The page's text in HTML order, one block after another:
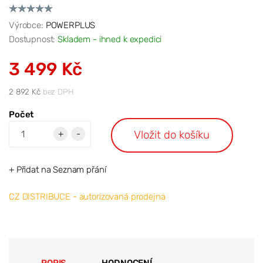
Výrobce: POWERPLUS
Dostupnost:Skladem - ihned k expedici
3 499 Kč
2 892 Kčbez DPH
Počet
+
- Vložit do košíku
+ Přidat na Seznam přání
CZ DISTRIBUCE - autorizovaná prodejna